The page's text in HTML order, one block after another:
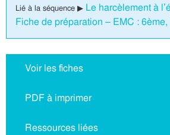
Lié à la séquence ▶ Le harcèlement à
Fiche de préparation – EMC :
Voir les fiches
PDF à imprimer
Ressources liées